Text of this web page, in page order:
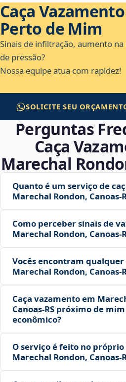
Caça
Perto de Mim
Sinais de infiltração, aumento
de pressão?
Nossa equipe atua com rapidez!
SOLICITE SEU
Perguntas
Caça
Marechal
Quanto é um serviço de
Marechal Rondon,
Como perceber sinais de
Marechal Rondon,
Vocês encontram
Marechal Rondon,
Caça vazamento em
Canoas‑RS próximo de
econômico?
O serviço é feito no próprio
Marechal Rondon,